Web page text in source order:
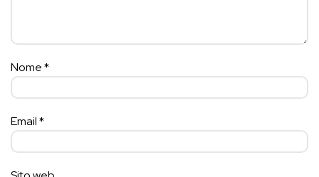
Nome*
Email*